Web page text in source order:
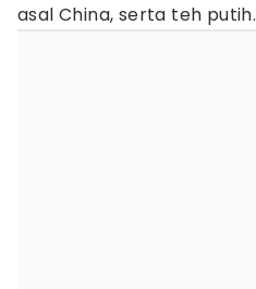
asal China, serta teh putih.